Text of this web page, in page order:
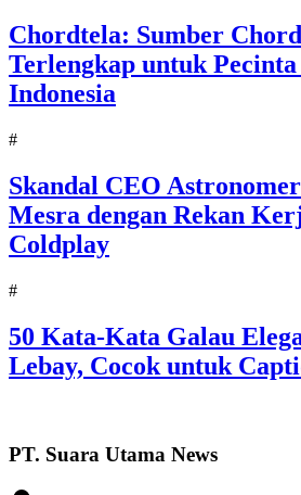
Chordtela: Sumber
Terlengkap untuk
Indonesia
#
Skandal CEO
Mesra dengan Rekan
Coldplay
#
50 Kata-Kata Galau
Lebay, Cocok untuk
PT. Suara Utama News